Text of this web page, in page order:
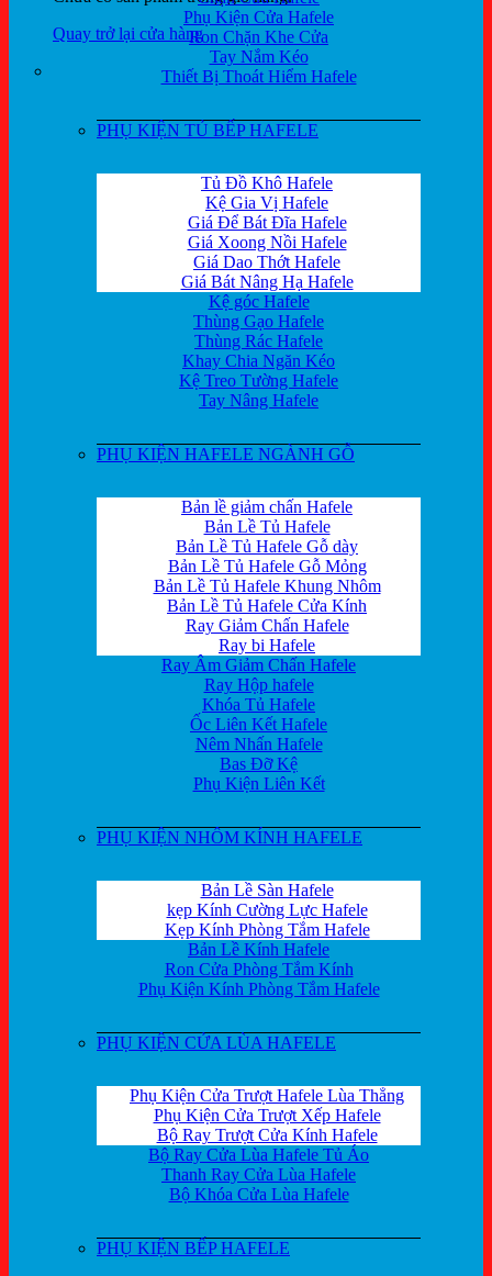
Quay trở lại cửa hàng
Phụ Kiện Cửa Hafele
Ron Chặn Khe Cửa
Tay Nắm Kéo
Thiết Bị Thoát Hiểm Hafele
PHỤ KIỆN TỦ BẾP HAFELE
Tủ Đồ Khô Hafele
Kệ Gia Vị Hafele
Giá Để Bát Đĩa Hafele
Giá Xoong Nồi Hafele
Giá Dao Thớt Hafele
Giá Bát Nâng Hạ Hafele
Kệ góc Hafele
Thùng Gạo Hafele
Thùng Rác Hafele
Khay Chia Ngăn Kéo
Kệ Treo Tường Hafele
Tay Nâng Hafele
PHỤ KIỆN HAFELE NGÀNH GỖ
Bản lề giảm chấn Hafele
Bản Lề Tủ Hafele
Bản Lề Tủ Hafele Gỗ dày
Bản Lề Tủ Hafele Gỗ Mỏng
Bản Lề Tủ Hafele Khung Nhôm
Bản Lề Tủ Hafele Cửa Kính
Ray Giảm Chấn Hafele
Ray bi Hafele
Ray Âm Giảm Chấn Hafele
Ray Hộp hafele
Khóa Tủ Hafele
Ốc Liên Kết Hafele
Nêm Nhấn Hafele
Bas Đỡ Kệ
Phụ Kiện Liên Kết
PHỤ KIỆN NHÔM KÍNH HAFELE
Bản Lề Sàn Hafele
kẹp Kính Cường Lực Hafele
Kẹp Kính Phòng Tắm Hafele
Bản Lề Kính Hafele
Ron Cửa Phòng Tắm Kính
Phụ Kiện Kính Phòng Tắm Hafele
PHỤ KIỆN CỬA LÙA HAFELE
Phụ Kiện Cửa Trượt Hafele Lùa Thẳng
Phụ Kiện Cửa Trượt Xếp Hafele
Bộ Ray Trượt Cửa Kính Hafele
Bộ Ray Cửa Lùa Hafele Tủ Áo
Thanh Ray Cửa Lùa Hafele
Bộ Khóa Cửa Lùa Hafele
PHỤ KIỆN BẾP HAFELE